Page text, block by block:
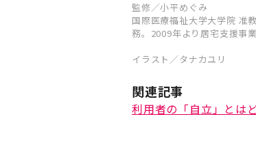
監修／小平めぐみ
国際医療福祉大学大学院 准
務。2009年より居宅支援事
イラスト／タナカユリ
関連記事
利用者の「自立」と